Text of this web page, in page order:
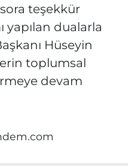
teşekkür
yapılan dualarla
Hüseyin
toplumsal
devam